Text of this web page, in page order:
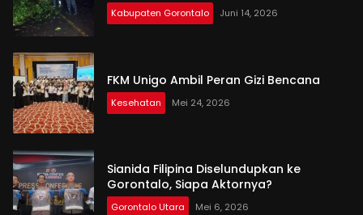
Kabupaten Gorontalo Juni 14, 2026
FKM Unigo Ambil Peran Gizi Bencana
Kesehatan Mei 24, 2026
Sianida Filipina Diselundupkan ke
Gorontalo, Siapa Aktornya?
Gorontalo Utara Mei 6, 2026